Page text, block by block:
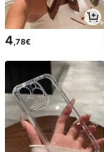
4,78€